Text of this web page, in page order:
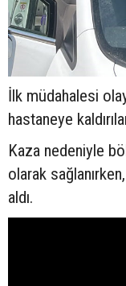
İlk müdahalesi
hastaneye
Kaza nedeniyle
olarak
aldı.